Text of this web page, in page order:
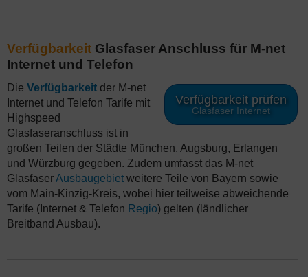
Verfügbarkeit Glasfaser Anschluss für M-net
Internet und Telefon
Verfügbarkeit prüfen
Glasfaser Internet
Die Verfügbarkeit der M-net
Internet und Telefon Tarife mit
Highspeed
Glasfaseranschluss ist in
großen Teilen der Städte München, Augsburg, Erlangen
und Würzburg gegeben. Zudem umfasst das M-net
GlasfaserAusbaugebiet weitere Teile von Bayern sowie
vom Main-Kinzig-Kreis, wobei hier teilweise abweichende
Tarife (Internet & Telefon Regio) gelten (ländlicher
Breitband Ausbau).